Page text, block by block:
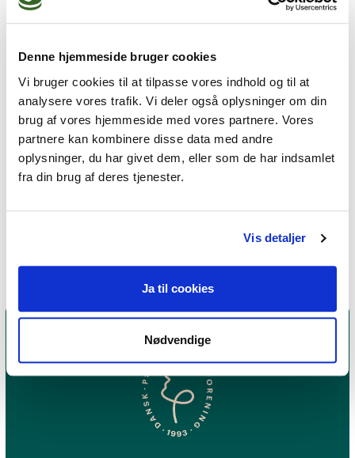
Denne hjemmeside bruger cookies
Vi bruger cookies til at tilpasse vores indhold og til at
analysere vores trafik. Vi deler også oplysninger om din
brug af vores hjemmeside med vores partnere. Vores
partnere kan kombinere disse data med andre
oplysninger, du har givet dem, eller som de har indsamlet
fra din brug af deres tjenester.
Vis detaljer
Ja til cookies
Nødvendige
Jeg praktiserer følgende
terapiformer
Kropsterapi,
Kognitiv adfærdsterapi,
Parterapi,